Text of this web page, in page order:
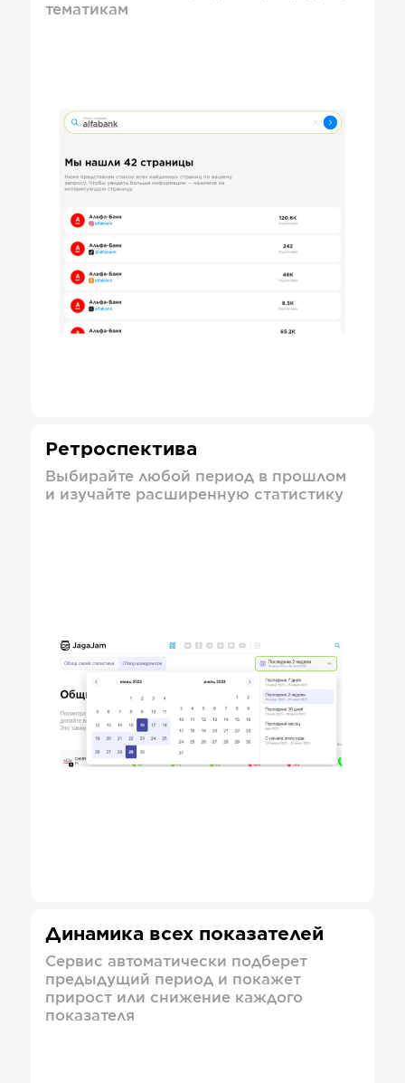
тематикам
Ретроспектива
Выбирайте любой период в прошлом
и изучайте расширенную статистику
Динамика всех показателей
Сервис автоматически подберет
предыдущий период и покажет
прирост или снижение каждого
показателя